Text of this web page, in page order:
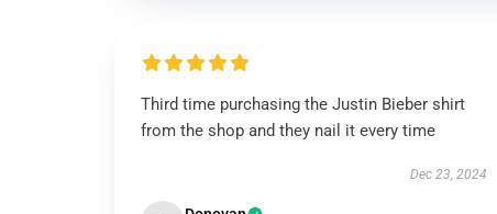
Third time purchasing the Justin Bieber shirt
from the shop and they nail it every time
Dec 23, 2024